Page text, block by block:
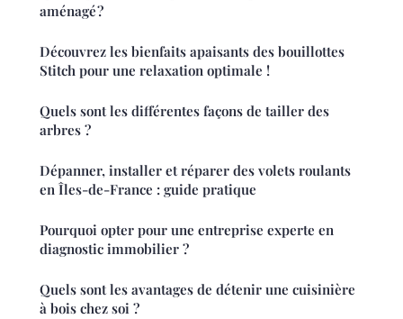
aménagé ?
Découvrez les bienfaits apaisants des bouillottes
Stitch pour une relaxation optimale !
Quels sont les différentes façons de tailler des
arbres ?
Dépanner, installer et réparer des volets roulants
en Îles-de-France : guide pratique
Pourquoi opter pour une entreprise experte en
diagnostic immobilier ?
Quels sont les avantages de détenir une cuisinière
à bois chez soi ?